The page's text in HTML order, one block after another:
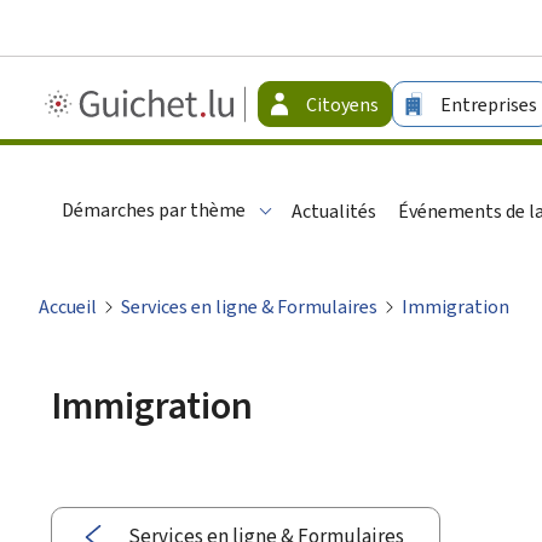
Guichet.lu
-
Citoyens Entreprises
Démarches par thème Actualités Événements de
Accueil Services en ligne & Formulaires Immigration
Immigration
Services en ligne & Formulaires